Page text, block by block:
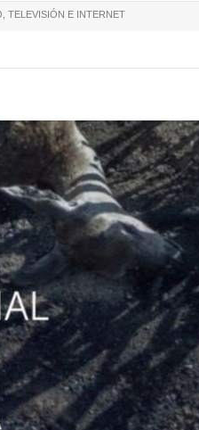
TELEVISIÓN E INTERNET